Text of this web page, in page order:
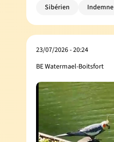
Sibérien
Indemne
23/07/2026 - 20:24
BE Watermael-Boitsfort